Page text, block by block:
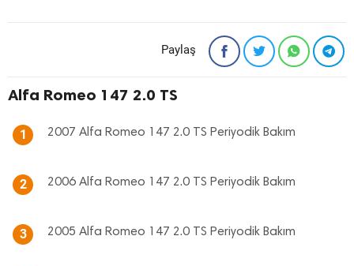
Paylaş
Alfa Romeo 147 2.0 TS
1 2007 Alfa Romeo 147 2.0 TS Periyodik Bakım
2 2006 Alfa Romeo 147 2.0 TS Periyodik Bakım
3 2005 Alfa Romeo 147 2.0 TS Periyodik Bakım